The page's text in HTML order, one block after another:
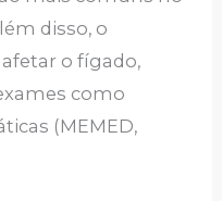
disso, o
o fígado,
como
(MEMED,